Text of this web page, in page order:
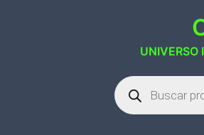
UNIVERSO
Búsqueda
de
productos